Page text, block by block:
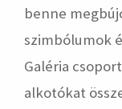
benne
szimbólumok
Galéria
alkotókat